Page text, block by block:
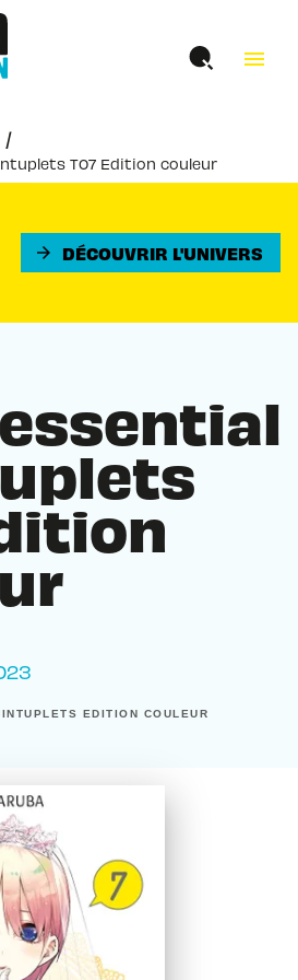
menu
/
T07 Edition couleur
arrow_forward DÉCOUVRIR L'UNIVERS
EDITION COULEUR